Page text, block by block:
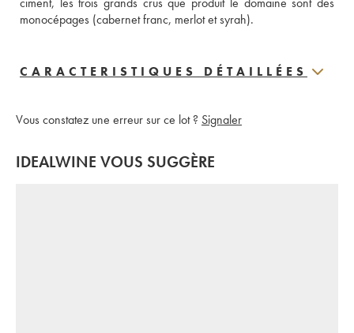
monocépages (cabernet franc, merlot et syrah).
CARACTERISTIQUES DÉTAILLÉES
Vous constatez une erreur sur ce lot ? Signaler
IDEALWINE VOUS SUGGÈRE